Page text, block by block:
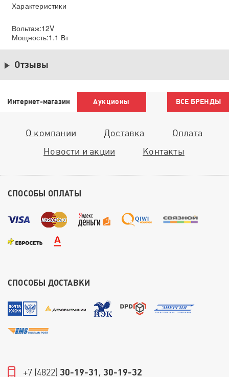
Характеристики
Вольтаж:12V
Мощность:1.1 Вт
Отзывы
Интернет-магазин Аукционы ВСЕ БРЕНДЫ
О компании Доставка
Оплата
Новости и акции
Контакты
СПОСОБЫ ОПЛАТЫ
СПОСОБЫ ДОСТАВКИ
+7 (4822) 30-19-31, 30-19-32